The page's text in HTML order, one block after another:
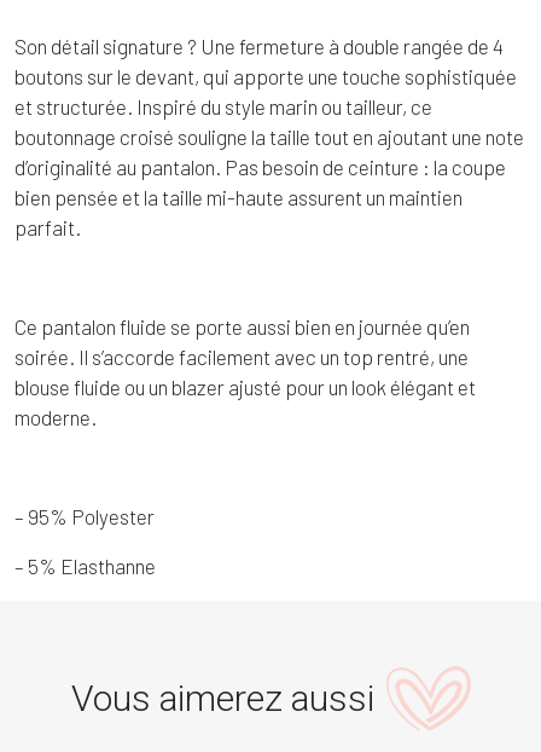
Son détail signature ? Une fermeture à double rangée de 4
boutons sur le devant, qui apporte une touche sophistiquée
et structurée. Inspiré du style marin ou tailleur, ce
boutonnage croisé souligne la taille tout en ajoutant une note
d’originalité au pantalon. Pas besoin de ceinture : la coupe
bien pensée et la taille mi-haute assurent un maintien
parfait.
Ce pantalon fluide se porte aussi bien en journée qu’en
soirée. Il s’accorde facilement avec un top rentré, une
blouse fluide ou un blazer ajusté pour un look élégant et
moderne.
– 95% Polyester
– 5% Elasthanne
Vous aimerez aussi